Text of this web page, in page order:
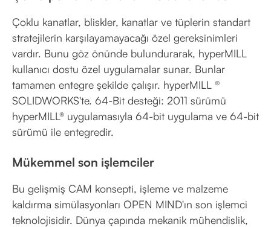
Çoklu kanatlar, bliskler, kanatlar ve tüplerin standart
stratejilerin karşılayamayacağı özel gereksinimleri
vardır. Bunu göz önünde bulundurarak, hyperMILL
kullanıcı dostu özel uygulamalar sunar. Bunlar
tamamen entegre şekilde çalışır. hyperMILL ®
SOLIDWORKS'te. 64-Bit desteği: 2011 sürümü
hyperMILL® uygulamasıyla 64-bit uygulama ve 64-bit
sürümü ile entegredir.
Mükemmel son işlemciler
Bu gelişmiş CAM konsepti, işleme ve malzeme
kaldırma simülasyonları OPEN MIND'ın son işlemci
teknolojisidir. Dünya çapında mekanik mühendislik,